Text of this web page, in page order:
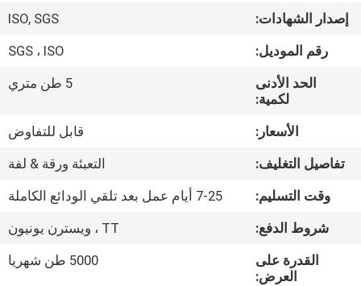
جولة
المصنع
مراقبة
الجودة
اتصل
إصدار الشهادات:
ISO, SGS
رقم الموديل:
SGS ، ISO
الحد الأدنى
لكمية:
5 طن متري
الأسعار:
قابل للتفاوض
تفاصيل التغليف:
التعبئة ورقة & لفة
وقت التسليم:
7-25 أيام عمل بعد تلقي الودائع الكاملة
شروط الدفع:
TT ، ويسترن يونيون
القدرة على
العرض:
5000 طن شهريا